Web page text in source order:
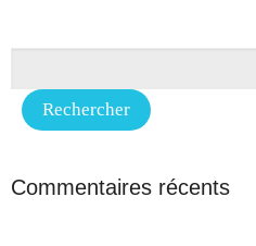
Commentaires récents